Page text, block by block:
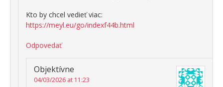
Kto by chcel vedieť viac:
https://meyl.eu/go/indexf44b.html
Odpovedať
Objektívne
04/03/2026 at 11:23